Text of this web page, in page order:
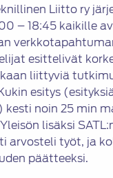
Liitto ry
– 18:45 kaikille
esittelivät
liittyviä
esitys
noin 25 min
lisäksi
arvosteli työt, ja
päätteeksi.